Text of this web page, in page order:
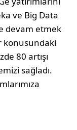
ve Big Data
devam etmek
konusundaki
80 artışı
sağladı.